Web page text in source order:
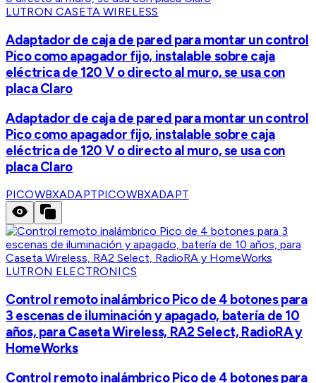
LUTRON CASETA WIRELESS
Adaptador de caja de pared para montar un control
Pico como apagador fijo, instalable sobre caja
eléctrica de 120 V o directo al muro, se usa con
placa Claro
Adaptador de caja de pared para montar un control
Pico como apagador fijo, instalable sobre caja
eléctrica de 120 V o directo al muro, se usa con
placa Claro
PICOWBXADAPTPICOWBXADAPT
LUTRON ELECTRONICS
Control remoto inalámbrico Pico de 4 botones para
3 escenas de iluminación y apagado, batería de 10
años, para Caseta Wireless, RA2 Select, RadioRA y
HomeWorks
Control remoto inalámbrico Pico de 4 botones para